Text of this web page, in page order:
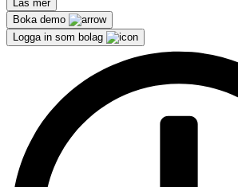
Läs mer
Boka demo
Logga in som bolag